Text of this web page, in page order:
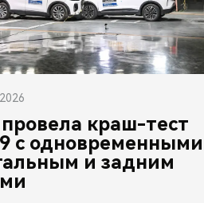
краш-тест
с одновременными
и задним